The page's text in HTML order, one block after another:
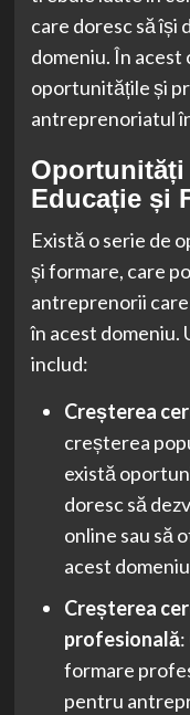
care doresc să își
domeniu. În acest
oportunitățile și
antreprenoriatul
Oportunități
Educație și
Există o serie de
și formare, care
antreprenorii
în acest
includ:
Creșterea
creșterea
există
doresc să
online sau să
acest
Creșterea
profesională:
formare
pentru